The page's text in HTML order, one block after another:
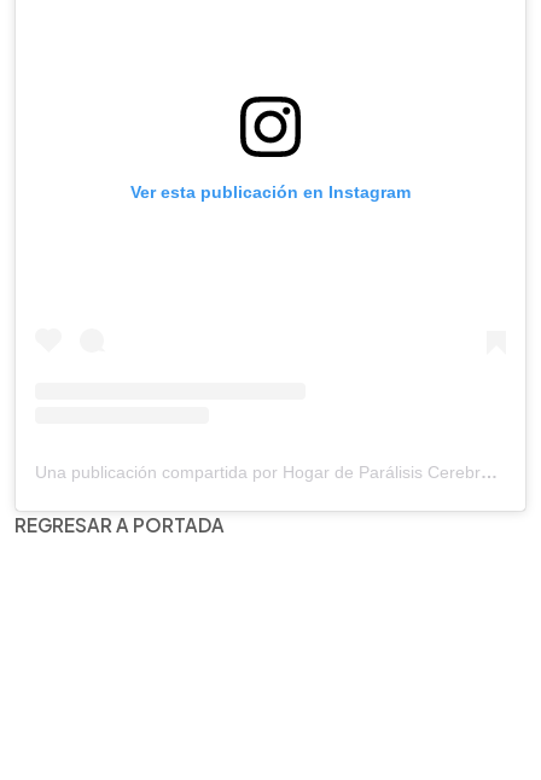
Ver esta publicación en Instagram
Una publicación compartida por Hogar de Parálisis Cerebral, Roberto Callejas Montalvo (@hopac_sv)
REGRESAR A PORTADA